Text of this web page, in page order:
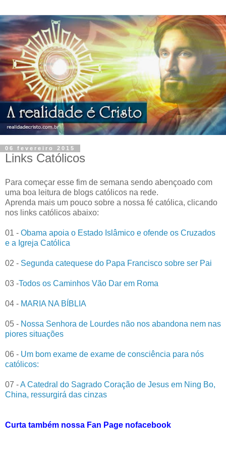
06 fevereiro 2015
Links Católicos
Para começar esse fim de semana sendo abençoado com
uma boa leitura de blogs católicos na rede.
Aprenda mais um pouco sobre a nossa fé católica, clicando
nos links católicos abaixo:
01 - Obama apoia o Estado Islâmico e ofende os Cruzados
e a Igreja Católica
02 - Segunda catequese do Papa Francisco sobre ser Pai
03 -Todos os Caminhos Vão Dar em Roma
04 - MARIA NA BÍBLIA
05 - Nossa Senhora de Lourdes não nos abandona nem nas
piores situações
06 - Um bom exame de exame de consciência para nós
católicos:
07 -A Catedral do Sagrado Coração de Jesus em Ning Bo,
China, ressurgirá das cinzas
Curta também nossa Fan Page nofacebook